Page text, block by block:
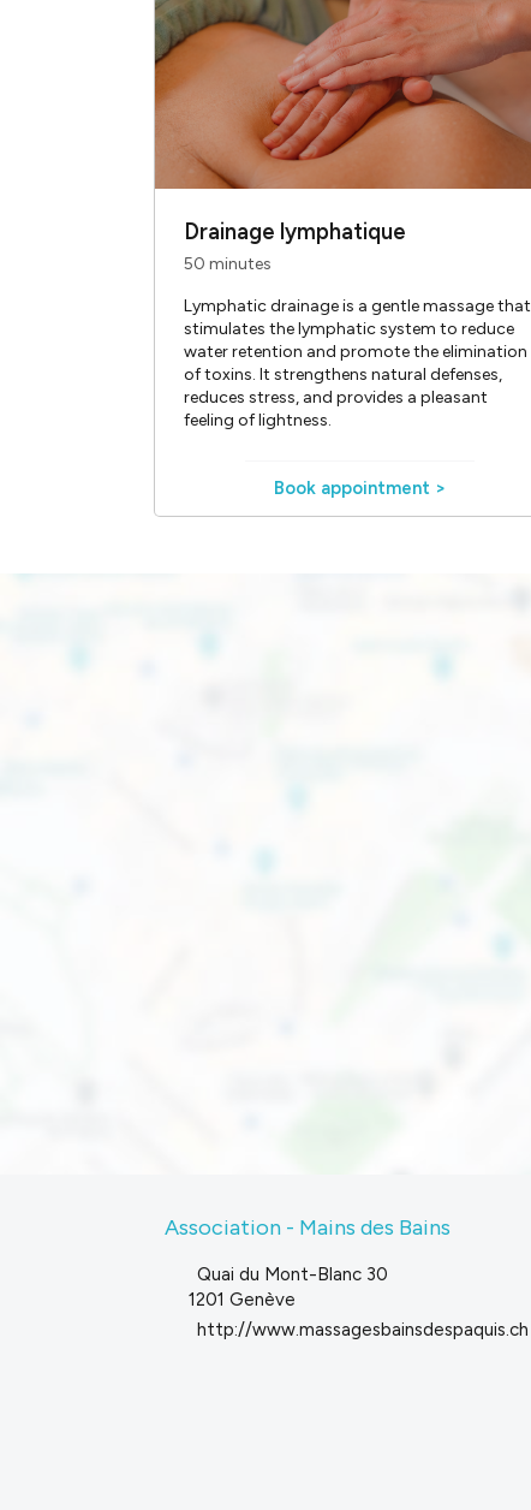
Drainage lymphatique
50 minutes
Lymphatic drainage is a gentle massage that
stimulates the lymphatic system to reduce
water retention and promote the elimination
of toxins. It strengthens natural defenses,
reduces stress, and provides a pleasant
feeling of lightness.
Book appointment >
Association - Mains des Bains
Quai du Mont-Blanc 30
1201 Genève
http://www.massagesbainsdespaquis.ch